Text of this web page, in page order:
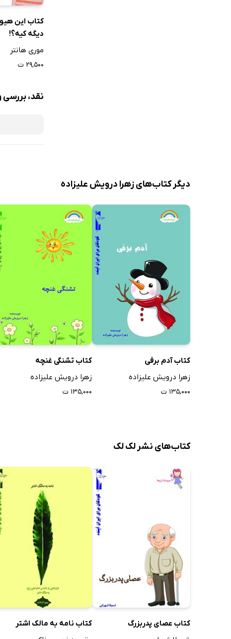
کتاب این
دیگه کیه؟!
موری هانتر
۲۹,۵۰۰ ت
نقد،
دیگر کتاب‌های زهرا درویش علیزاده
کتاب آدم برفی
زهرا درویش علیزاده
۱۳۵,۰۰۰ ت
کتاب تشنگی غنچه
زهرا درویش علیزاده
۱۳۵,۰۰۰ ت
کتاب‌های نشر لک لک
کتاب عصای پدربزرگ
کتاب نامه به مالک اشتر